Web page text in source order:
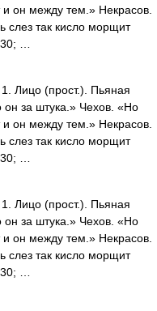
он между тем.» Некрасов.
слез так кисло морщит
…
Лицо (прост.). Пьяная
за штука.» Чехов. «Но
он между тем.» Некрасов.
слез так кисло морщит
…
Лицо (прост.). Пьяная
за штука.» Чехов. «Но
он между тем.» Некрасов.
слез так кисло морщит
…